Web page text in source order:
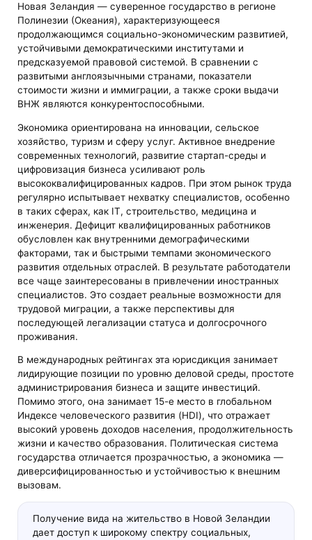
Новая Зеландия — суверенное государство в регионе
Полинезии (Океания), характеризующееся
продолжающимся социально-экономическим развитией,
устойчивыми демократическими институтами и
предсказуемой правовой системой. В сравнении с
развитыми англоязычными странами, показатели
стоимости жизни и иммиграции, а также сроки выдачи
ВНЖ являются конкурентоспособными.
Экономика ориентирована на инновации, сельское
хозяйство, туризм и сферу услуг. Активное внедрение
современных технологий, развитие стартап-среды и
цифровизация бизнеса усиливают роль
высококвалифицированных кадров. При этом рынок труда
регулярно испытывает нехватку специалистов, особенно
в таких сферах, как IT, строительство, медицина и
инженерия. Дефицит квалифицированных работников
обусловлен как внутренними демографическими
факторами, так и быстрыми темпами экономического
развития отдельных отраслей. В результате работодатели
все чаще заинтересованы в привлечении иностранных
специалистов. Это создает реальные возможности для
трудовой миграции, а также перспективы для
последующей легализации статуса и долгосрочного
проживания.
В международных рейтингах эта юрисдикция занимает
лидирующие позиции по уровню деловой среды, простоте
администрирования бизнеса и защите инвестиций.
Помимо этого, она занимает 15-е место в глобальном
Индексе человеческого развития (HDI), что отражает
высокий уровень доходов населения, продолжительность
жизни и качество образования. Политическая система
государства отличается прозрачностью, а экономика —
диверсифицированностью и устойчивостью к внешним
вызовам.
Получение вида на жительство в Новой Зеландии
дает доступ к широкому спектру социальных,